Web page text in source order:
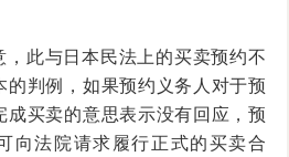
，此与日本民法上的买卖预约不
的判例，如果预约义务人对于预
成买卖的意思表示没有回应，预
向法院请求履行正式的买卖合